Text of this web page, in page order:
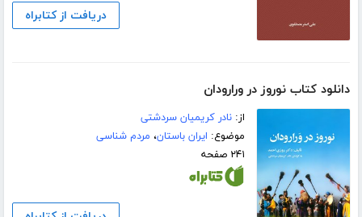
دریافت از کتابراه
دانلود کتاب نوروز در ورارودان
از:نادر کریمیان سردشتی
موضوع: ایران باستان، مردم شناسی
۲۴۱ صفحه